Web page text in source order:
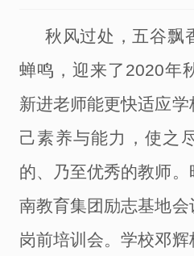
秋风过处，五谷飘
蝉鸣，迎来了 2020年
新进老师能更快适应学
己素养与能力，使之
的、乃至优秀的教师
南教育集团励志基地会
岗前培训会。学校邓